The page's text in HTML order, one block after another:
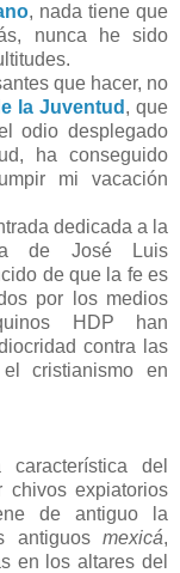
, nada tiene que
nunca he sido
que hacer, no
la Juventud , que
odio desplegado
ha conseguido
mi vacación
dedicada a la
de José Luis
de que la fe es
por los medios
HDP han
contra las
cristianismo en
característica del
chivos expiatorios
de antiguo la
antiguos mexicá,
en los altares del